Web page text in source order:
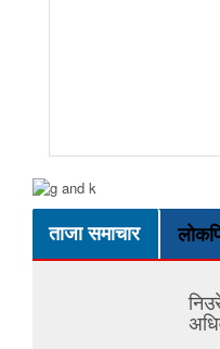
ताजा समाचार